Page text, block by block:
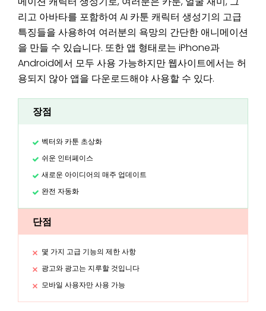
리고 아바타를 포함하여 AI 카툰 캐릭터 생성기의 고급
특징들을 사용하여 여러분의 욕망의 간단한 애니메이션
을 만들 수 있습니다. 또한 앱 형태로는 iPhone과
Android에서 모두 사용 가능하지만 웹사이트에서는 허
용되지 않아 앱을 다운로드해야 사용할 수 있다.
장점
벡터와 카툰 초상화
쉬운 인터페이스
새로운 아이디어의 매주 업데이트
완전 자동화
단점
몇 가지 고급 기능의 제한 사항
광고와 광고는 지루할 것입니다
모바일 사용자만 사용 가능